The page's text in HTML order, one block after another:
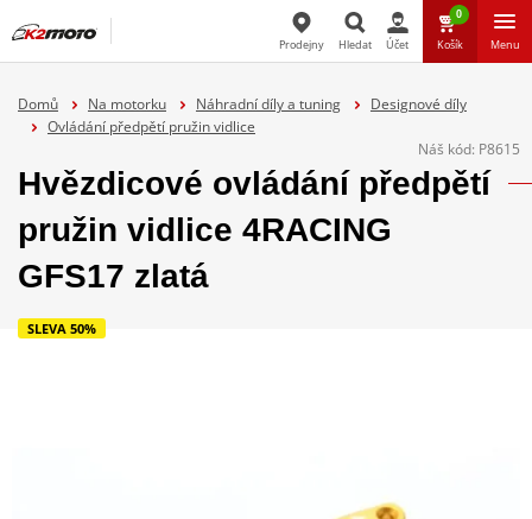
Hledat
Prodejny Hledat Účet
0
Košík Menu
Domů Na motorku Náhradní díly a tuning
Designové díly
Ovládání předpětí pružin vidlice
Náš kód: P8615
Hvězdicové ovládání předpětí
pružin vidlice 4RACING
GFS17 zlatá
SLEVA 50%